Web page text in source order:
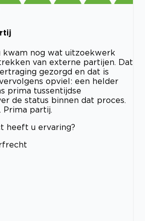
kwam nog wat uitzoekwerk
van externe partijen. Dat
gezorgd en dat is
opviel: een helder
prima tussentijdse
de status binnen dat proces.
Prima partij.
heeft u ervaring?